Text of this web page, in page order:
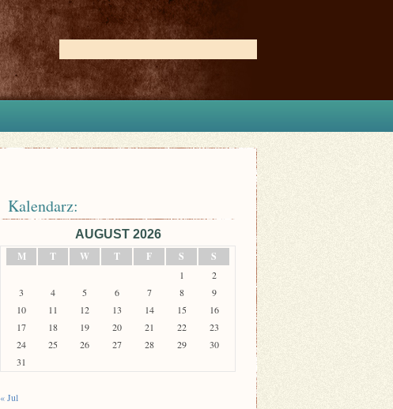
Kalendarz:
AUGUST 2026
M
T W T F S S
1
2
3
4 5 6 7 8
9
10
11 12 13 14 15
16
17
18 19 20 21 22
23
24
25 26 27 28 29
30
31
« Jul